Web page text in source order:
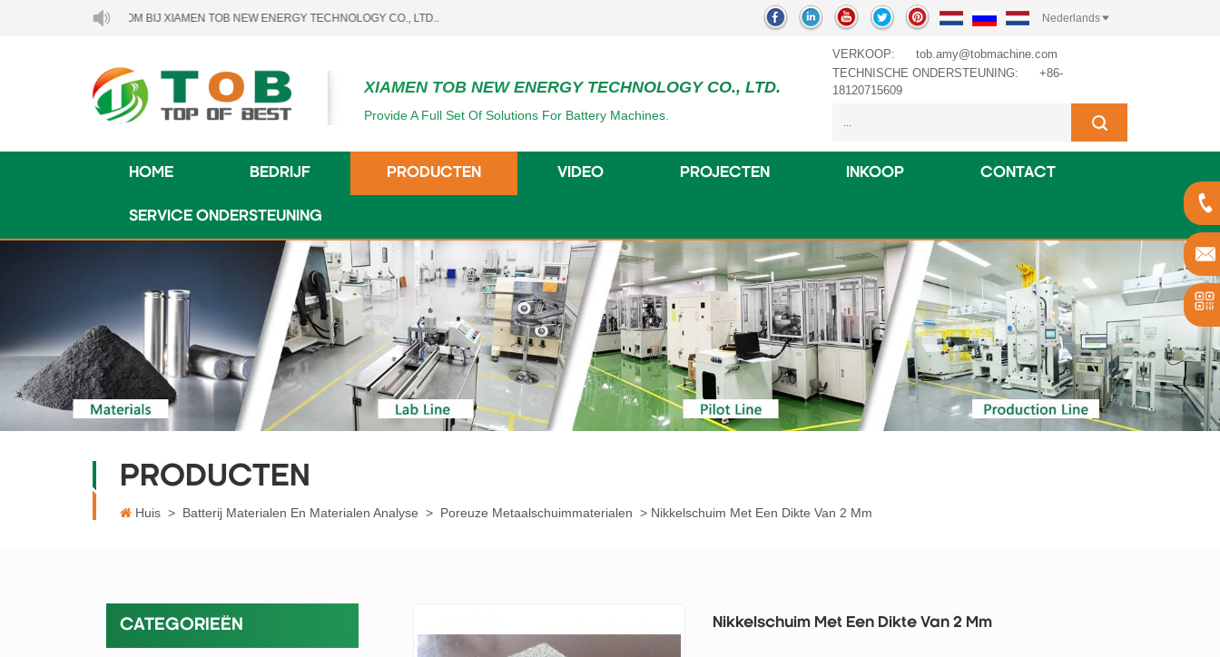
WELKOM BIJ XIAMEN TOB NEW ENERGY TECHNOLOGY CO., LTD.. Nederlands
XIAMEN TOB NEW ENERGY TECHNOLOGY CO., LTD.
Provide A Full Set Of Solutions For Battery Machines.
VERKOOP:
tob.amy@tobmachine.com
TECHNISCHE ONDERSTEUNING:
+86-
18120715609
HOME BEDRIJF PRODUCTEN VIDEO PROJECTEN INKOOP CONTACT
SERVICE ONDERSTEUNING
PRODUCTEN
Huis > Batterij Materialen En Materialen Analyse > Poreuze Metaalschuimmaterialen > Nikkelschuim Met Een Dikte Van 2 Mm
CATEGORIEËN Nikkelschuim Met Een Dikte Van 2 Mm